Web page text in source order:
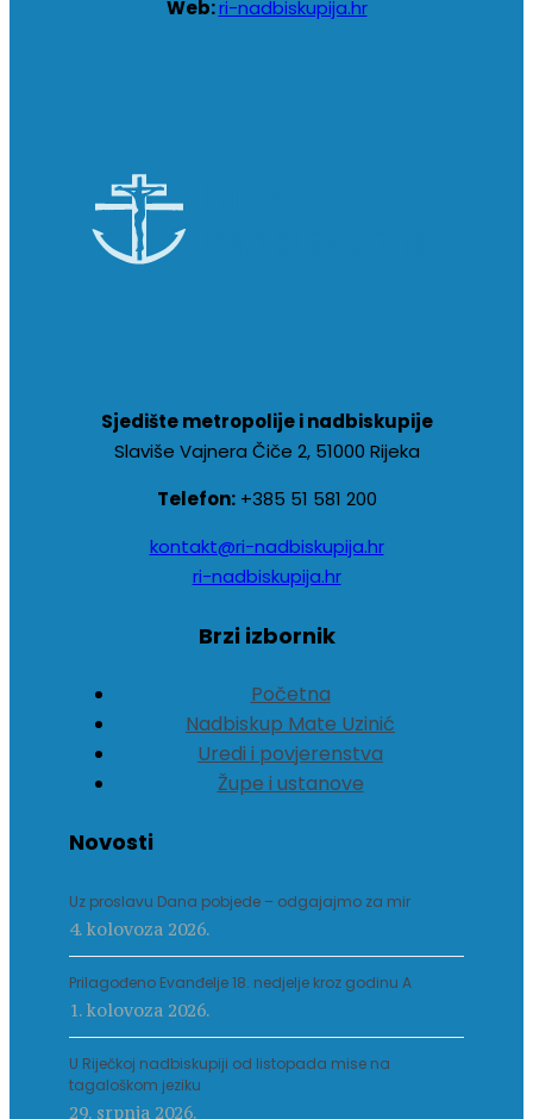
Web:ri-nadbiskupija.hr
Sjedište metropolije i nadbiskupije
Slaviše Vajnera Čiče 2, 51000 Rijeka
Telefon:+385 51 581 200
kontakt@ri-nadbiskupija.hr
ri-nadbiskupija.hr
Brzi izbornik
Početna
Nadbiskup Mate Uzinić
Uredi i povjerenstva
Župe i ustanove
Novosti
Uz proslavu Dana pobjede – odgajajmo za mir
4. kolovoza 2026.
Prilagođeno Evanđelje 18. nedjelje kroz godinu A
1. kolovoza 2026.
U Riječkoj nadbiskupiji od listopada mise na
tagaloškom jeziku
29. srpnja 2026.